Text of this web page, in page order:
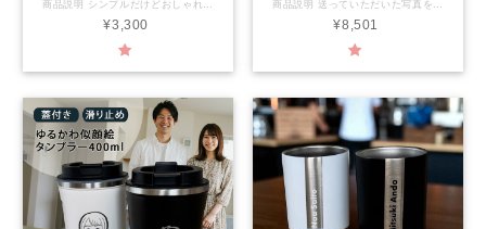
タンブラー 全2色
xt005（単品）（洋）最速
| 名入れタンブラー 名前入
り おしゃれ かわいい カッ
プ 保温 冷温 誕生日 結婚
祝い お祝い 男性 女性 お
祝い 友人 夕立窯
¥3,300
テンレスタンブラー ペア
（洋）最速 | 名入れタンブ
ラー 結婚祝い 名前入り 保
温 冷温 誕生日 還暦祝い
父 母 男性 女性 ki160
¥8,501